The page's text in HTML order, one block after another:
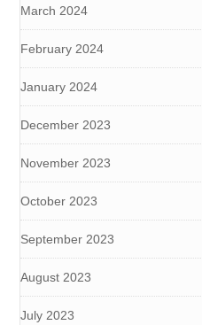
March 2024
February 2024
January 2024
December 2023
November 2023
October 2023
September 2023
August 2023
July 2023